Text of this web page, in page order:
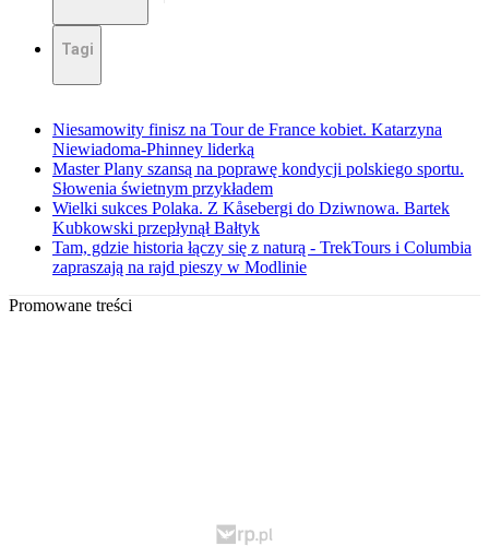
Tagi
Niesamowity finisz na Tour de France kobiet. Katarzyna
Niewiadoma-Phinney liderką
Master Plany szansą na poprawę kondycji polskiego sportu.
Słowenia świetnym przykładem
Wielki sukces Polaka. Z Kåsebergi do Dziwnowa. Bartek
Kubkowski przepłynął Bałtyk
Tam, gdzie historia łączy się z naturą - TrekTours i Columbia
zapraszają na rajd pieszy w Modlinie
Promowane treści